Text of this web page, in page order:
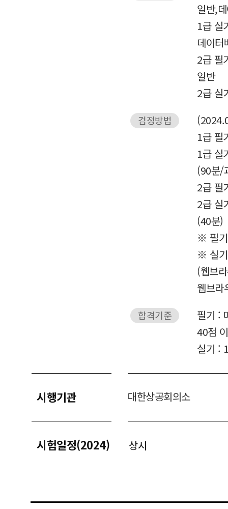
일반,
1급 실
데이터
2급 필
일반
2급 실
검정방법
1급 필
1급 실
(90분/
2급 필
2급 실
(40분)
※ 필
※ 실
(웹브
웹브라
합격기준
필기 :
40점
실기 :
시행기관 대한상공회의소
시험일정(2024) 상시